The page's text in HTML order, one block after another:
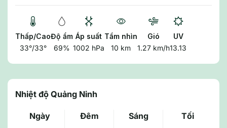
Thấp/Cao
33°/33°
Độ ẩm
69%
Áp suất
1002 hPa
Tầm nhìn
10 km
Gió
1.27 km/h
UV
13.13
Nhiệt độ Quảng Ninh
Ngày Đêm Sáng Tối